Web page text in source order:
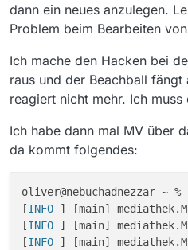
dann ein neues anzulegen.
Problem beim Bearbeiten
Ich mache den Hacken bei
raus und der Beachball
reagiert nicht mehr. Ich
Ich habe dann mal MV über
da kommt folgendes:
oliver@nebuchadnezzar ~
[INFO ] [main]
[INFO ] [main]
[INFO ] [main]